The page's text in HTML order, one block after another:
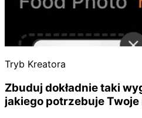
Tryb Kreatora
Zbuduj dokładnie taki
jakiego potrzebuje Twoje